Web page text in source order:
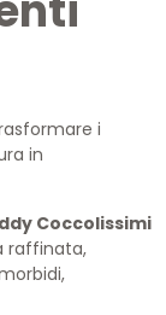
i
in
Coccolissimi
raffinata,